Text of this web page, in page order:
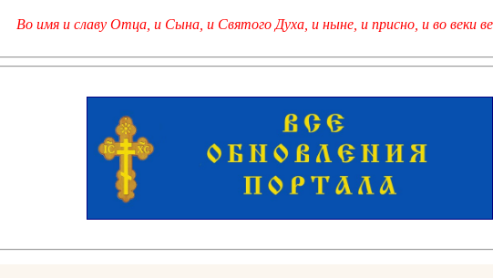
Во имя и славу Отца, и Сына, и Святого Духа, и ныне, и присно, и во веки